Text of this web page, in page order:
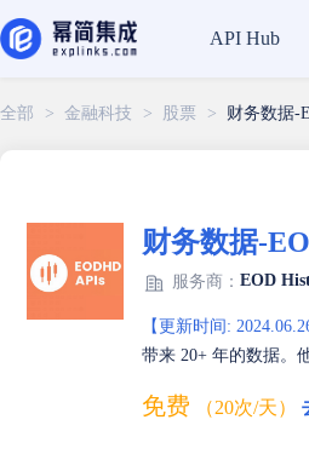
API Hub
全部 > 金融科技 > 股票 > 财务数据-
财务数据-
服务商： EOD
【更新时间:
带来 20+ 年的数据。
免费 （20次/天）